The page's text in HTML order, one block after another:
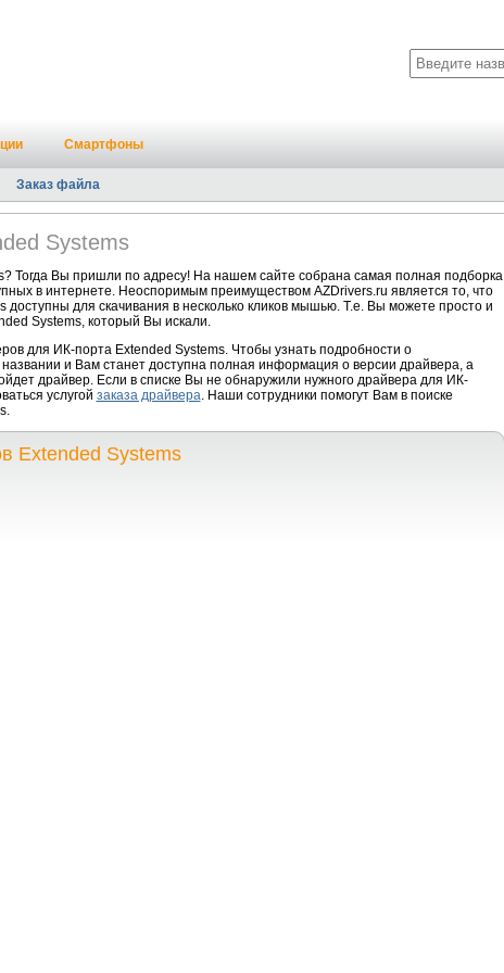
Смартфоны
Заказ файла
Systems
Тогда Вы пришли по адресу! На нашем сайте собрана самая полная подборка
в интернете. Неоспоримым преимуществом AZDrivers.ru является то, что
для скачивания в несколько кликов мышью. Т.е. Вы можете просто и
Systems, который Вы искали.
для ИК-порта Extended Systems. Чтобы узнать подробности о
и Вам станет доступна полная информация о версии драйвера, а
драйвер. Если в списке Вы не обнаружили нужного драйвера для ИК-
услугой заказа драйвера. Наши сотрудники помогут Вам в поиске
Extended Systems